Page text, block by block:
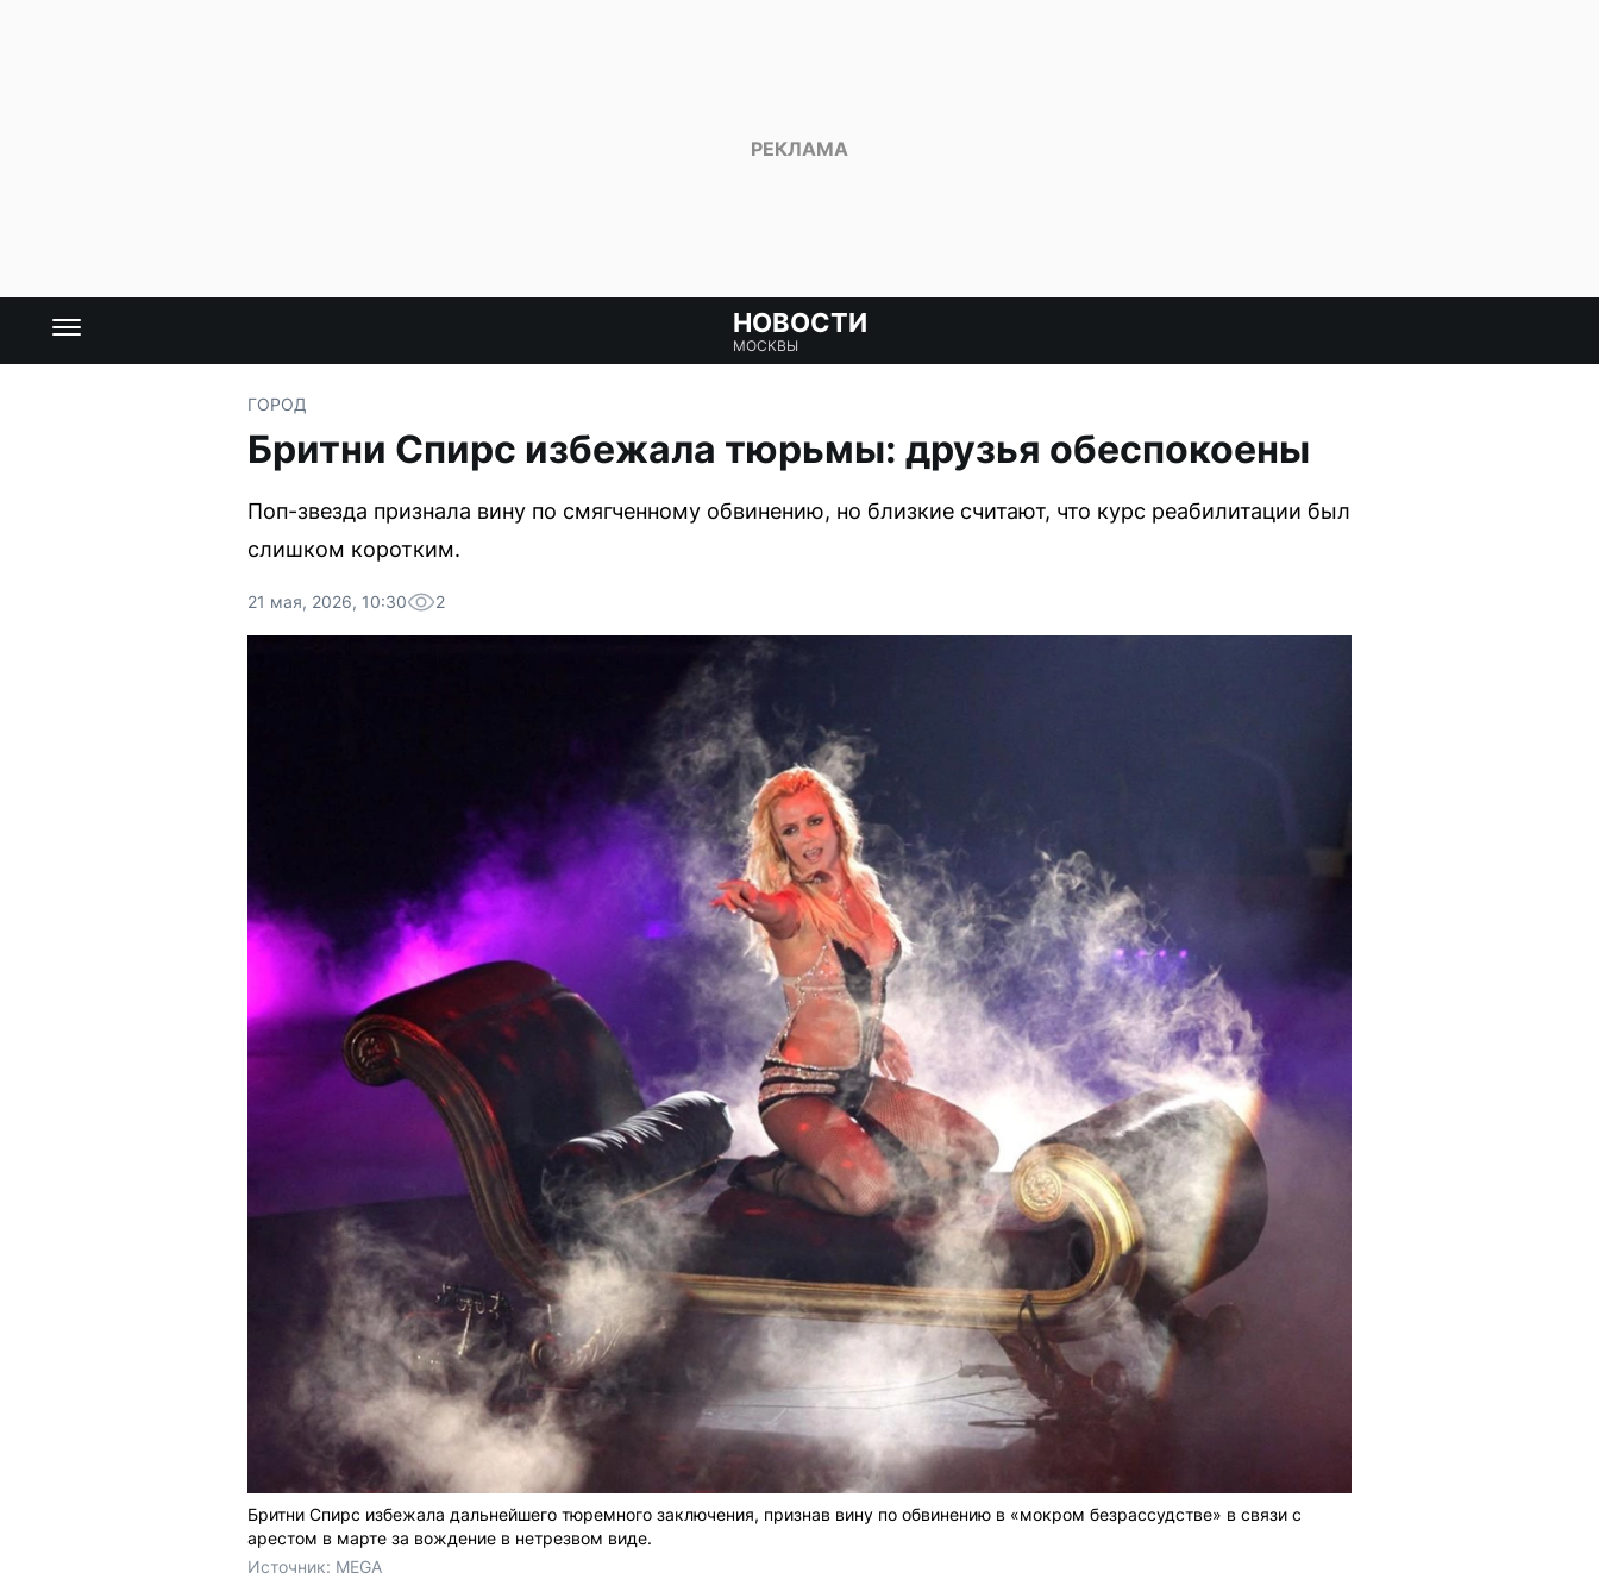
НОВОСТИ
МОСКВЫ
ГОРОД
Бритни Спирс избежала тюрьмы: друзья обеспокоены
Поп-звезда признала вину по смягченному обвинению, но близкие считают, что курс реабилитации был
слишком коротким.
21 мая, 2026, 10:30 2
Бритни Спирс избежала дальнейшего тюремного заключения, признав вину по обвинению в «мокром безрассудстве» в связи с
арестом в марте за вождение в нетрезвом виде.
Источник: MEGA